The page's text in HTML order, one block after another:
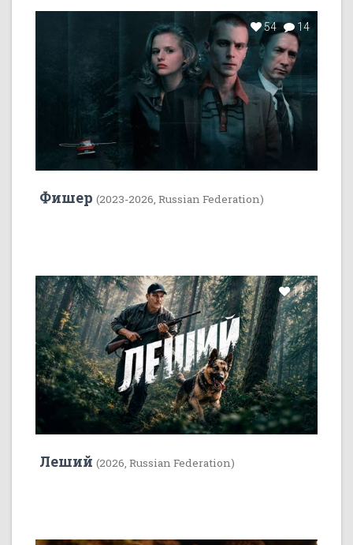
54 14
Фишер (2023-2026, Russian Federation)
11
Леший (2026, Russian Federation)